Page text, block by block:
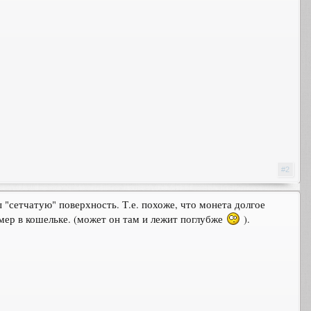
#2
поверхность. Т.е. похоже, что монета долгое
в кошельке. (может он там и лежит поглубже
).